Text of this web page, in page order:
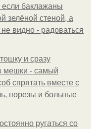
если баклажаны
зелёной стеной, а
видно - радоваться
и сразу
мешки - самый
спрятать вместе с
порезы и больные
ругаться со